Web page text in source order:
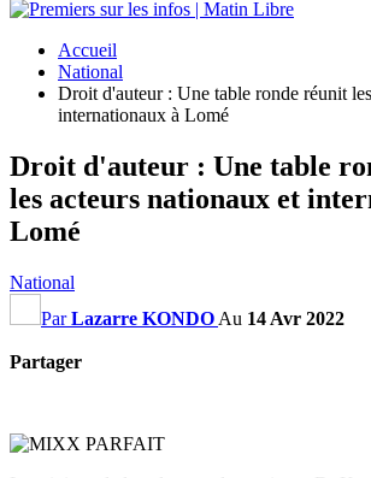
Accueil
National
Droit d'auteur : Une table ronde réunit
internationaux à Lomé
Droit d'auteur : Une table
les acteurs nationaux et
Lomé
National
ParLazarre KONDO Au 14 Avr 2022
Partager